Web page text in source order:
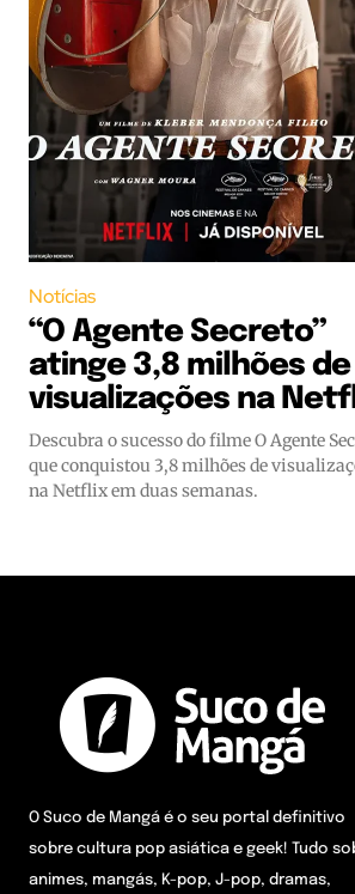
Notícias
“O Agente Secreto”
atinge 3,8 milhões de
visualizações na
Descubra o sucesso do filme O Agente
que conquistou 3,8 milhões de
na Netflix em duas semanas.
O Suco de Mangá é o seu portal definitivo
sobre cultura pop asiática e geek! Tudo
animes, mangás, K-pop, J-pop, dramas,